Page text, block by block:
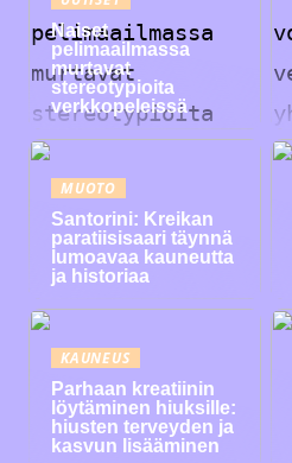
Naiset
pelimaailmassa
murtavat
stereotypioita
verkkopeleissä
MUOTO
Santorini: Kreikan
paratiisisaari täynnä
lumoavaa kauneutta
ja historiaa
KAUNEUS
Parhaan kreatiinin
löytäminen hiuksille:
hiusten terveyden ja
kasvun lisääminen